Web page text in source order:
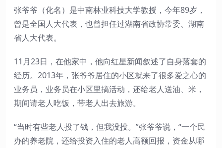
张爷爷（化名）是中南林业科技大学教授，今年89岁，
曾是全国人大代表，也曾担任过湖南省政协常委、湖南
省人大代表。
11月23日，在他家中，他向红星新闻叙述了自身落套的
经历。2013年，张爷爷居住的小区就来了很多爱之心的
业务员，业务员在小区里搞活动，还给老人送油、米，
期间请老人吃饭，带老人出去旅游。
“当时有些老人投了钱，但我没投。”张爷爷说，“一个民
办的养老院，还给投资入住的老人高额回报，资金从哪